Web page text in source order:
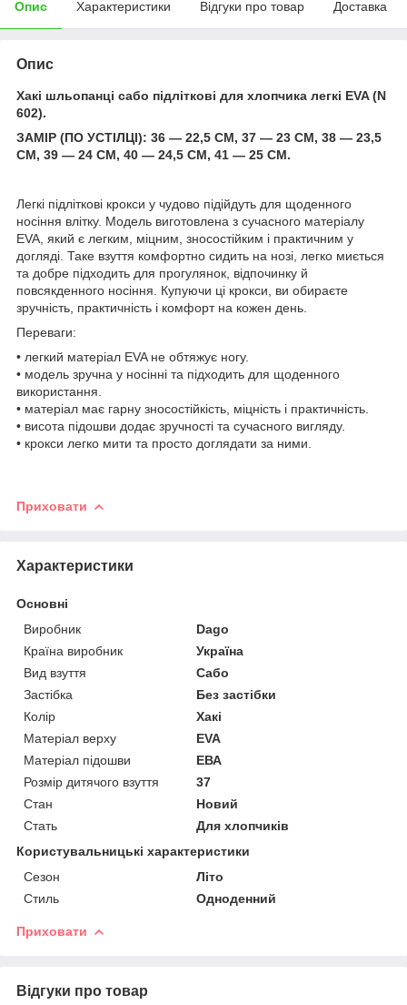
Опис Характеристики Відгуки про товар Доставка
Опис
Хакі шльопанці сабо підліткові для хлопчика легкі EVA (N
602).
ЗАМІР (ПО УСТІЛЦІ): 36 — 22,5 СМ, 37 — 23 СМ, 38 — 23,5
СМ, 39 — 24 СМ, 40 — 24,5 СМ, 41 — 25 СМ.
Легкі підліткові крокси у чудово підійдуть для щоденного
носіння влітку. Модель виготовлена з сучасного матеріалу
EVA, який є легким, міцним, зносостійким і практичним у
догляді. Таке взуття комфортно сидить на нозі, легко миється
та добре підходить для прогулянок, відпочинку й
повсякденного носіння. Купуючи ці крокси, ви обираєте
зручність, практичність і комфорт на кожен день.
Переваги:
• легкий матеріал EVA не обтяжує ногу.
• модель зручна у носінні та підходить для щоденного
використання.
• матеріал має гарну зносостійкість, міцність і практичність.
• висота підошви додає зручності та сучасного вигляду.
• крокси легко мити та просто доглядати за ними.
Приховати
Характеристики
Основні
Виробник
Dago
Країна виробник
Україна
Вид взуття
Сабо
Застібка
Без застібки
Колір
Хакі
Матеріал верху
EVA
Матеріал підошви
ЕВА
Розмір дитячого взуття
37
Стан
Новий
Стать
Для хлопчиків
Користувальницькі характеристики
Сезон
Літо
Стиль
Одноденний
Приховати
Відгуки про товар